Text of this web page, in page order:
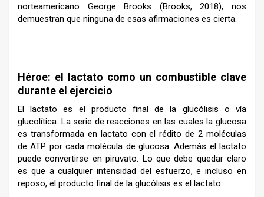
norteamericano George Brooks (Brooks, 2018), nos
demuestran que ninguna de esas afirmaciones es cierta.
Héroe: el lactato como un combustible clave
durante el ejercicio
El lactato es el producto final de la glucólisis o vía
glucolítica. La serie de reacciones en las cuales la glucosa
es transformada en lactato con el rédito de 2 moléculas
de ATP por cada molécula de glucosa. Además el lactato
puede convertirse en piruvato. Lo que debe quedar claro
es que a cualquier intensidad del esfuerzo, e incluso en
reposo, el producto final de la glucólisis es el lactato.